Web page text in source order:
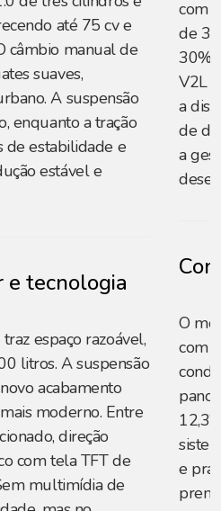
até 75 cv e
câmbio manual de
suaves,
A suspensão
enquanto a tração
de estabilidade e
estável e
tecnologia
espaço razoável,
litros. A suspensão
acabamento
moderno. Entre
direção
com tela TFT de
multimídia de
com
de
30%
V2L
a
de
a
O
com
e